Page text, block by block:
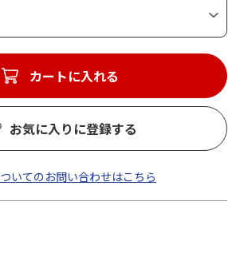
カートに入れる
お気に入りに登録する
いてのお問い合わせはこちら